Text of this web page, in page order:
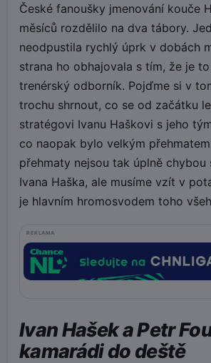
České fanoušky jmenování kouče
měsíců rozdělilo na dva tábory.
neodpustila rychlý úprk v dobách
strana ho obhajovala s tím, že je
trenérský odborník. Pojďme si v
trochu shrnout, co se od začátku
stratégovi Ivanu Haškovi s jeho
co naopak bylo velkým
přehmaty nejsou tak úplně chybou
Ivana Haška, ale musíme vzít v
je hlavním hromosvodem toho
REKLAMA
Ivan Hašek a Petr
kamarádi do deště